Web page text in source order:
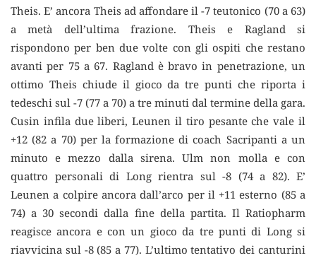
Theis. E’ ancora Theis ad affondare il -7 teutonico (70 a 63)
a metà dell’ultima frazione. Theis e Ragland si
rispondono per ben due volte con gli ospiti che restano
avanti per 75 a 67. Ragland è bravo in penetrazione, un
ottimo Theis chiude il gioco da tre punti che riporta i
tedeschi sul -7 (77 a 70) a tre minuti dal termine della gara.
Cusin infila due liberi, Leunen il tiro pesante che vale il
+12 (82 a 70) per la formazione di coach Sacripanti a un
minuto e mezzo dalla sirena. Ulm non molla e con
quattro personali di Long rientra sul -8 (74 a 82). E’
Leunen a colpire ancora dall’arco per il +11 esterno (85 a
74) a 30 secondi dalla fine della partita. Il Ratiopharm
reagisce ancora e con un gioco da tre punti di Long si
riavvicina sul -8 (85 a 77). L’ultimo tentativo dei canturini